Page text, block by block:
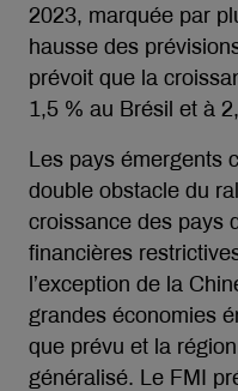
2023, marquée par
hausse des
prévoit que la
1,5 % au Brésil et à
Les pays émergents
double obstacle du
croissance des pays
financières
l’exception de la
grandes économies
que prévu et la
généralisé. Le FMI